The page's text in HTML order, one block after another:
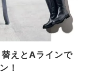
えとAラインで
！